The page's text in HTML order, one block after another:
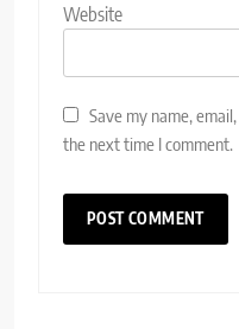
Website
Save my name,
the next time I comment.